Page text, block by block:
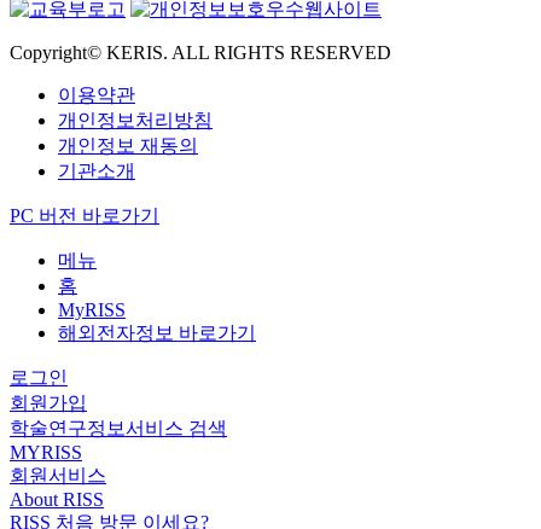
Copyright© KERIS. ALL RIGHTS RESERVED
이용약관
개인정보처리방침
개인정보 재동의
기관소개
PC 버전 바로가기
메뉴
홈
MyRISS
해외전자정보 바로가기
로그인
회원가입
학술연구정보서비스 검색
MYRISS
회원서비스
About RISS
RISS 처음 방문 이세요?